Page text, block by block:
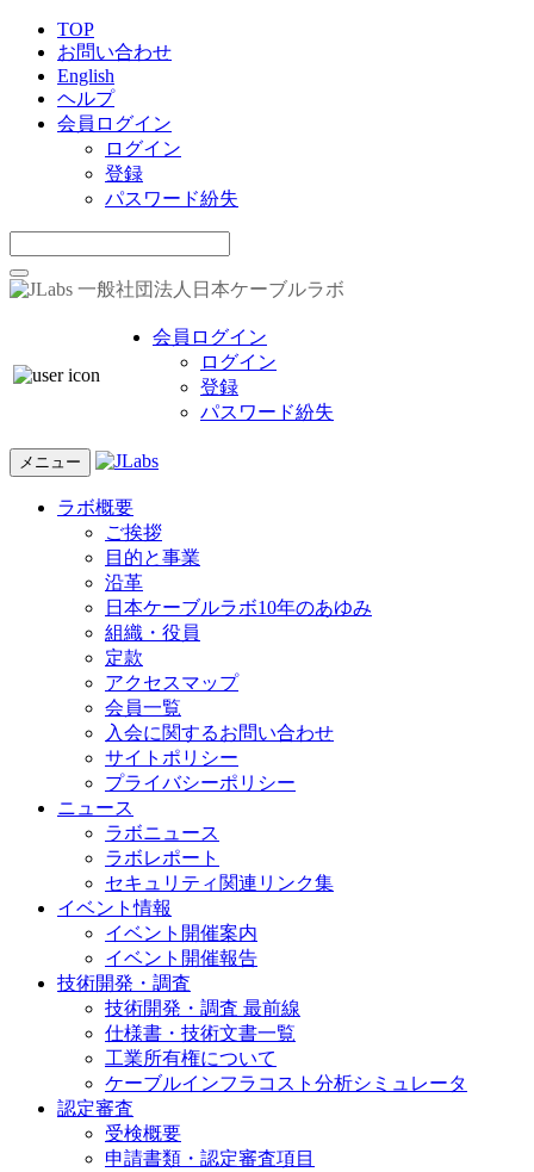
TOP
お問い合わせ
English
ヘルプ
会員ログイン
ログイン
登録
パスワード紛失
一般社団法人日本ケーブルラボ
会員ログイン
ログイン
登録
パスワード紛失
メニュー
ラボ概要
ご挨拶
目的と事業
沿革
日本ケーブルラボ10年のあゆみ
組織・役員
定款
アクセスマップ
会員一覧
入会に関するお問い合わせ
サイトポリシー
プライバシーポリシー
ニュース
ラボニュース
ラボレポート
セキュリティ関連リンク集
イベント情報
イベント開催案内
イベント開催報告
技術開発・調査
技術開発・調査 最前線
仕様書・技術文書一覧
工業所有権について
ケーブルインフラコスト分析シミュレータ
認定審査
受検概要
申請書類・認定審査項目